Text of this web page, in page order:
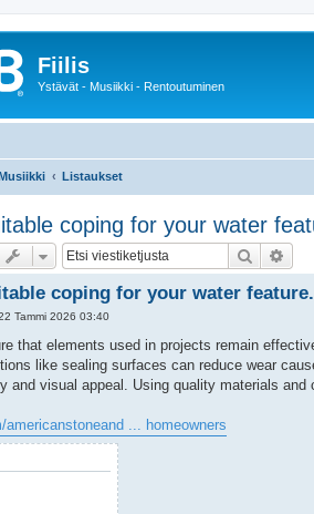
Fiilis
Ystävät - Musiikki - Rentoutuminen
Listaukset
coping for your water
Etsi
coping for your water feature.
Tammi 2026 03:40
that elements used in projects remain
like sealing surfaces can reduce wear
and visual appeal. Using quality materials
americanstoneand ... homeowners